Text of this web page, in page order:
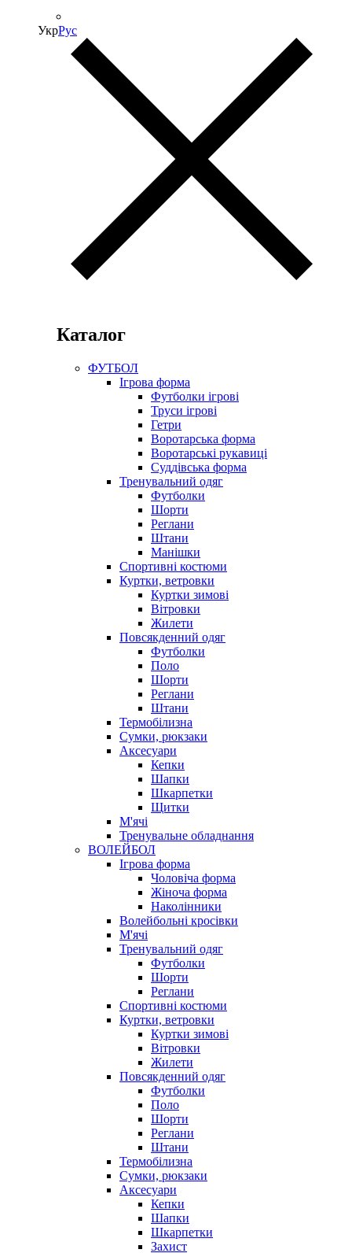
УкрРус
Каталог
ФУТБОЛ
Ігрова форма
Футболки ігрові
Труси ігрові
Гетри
Воротарська форма
Воротарські рукавиці
Суддівська форма
Тренувальний одяг
Футболки
Шорти
Реглани
Штани
Манішки
Спортивні костюми
Куртки, ветровки
Куртки зимові
Вітровки
Жилети
Повсякденний одяг
Футболки
Поло
Шорти
Реглани
Штани
Термобілизна
Сумки, рюкзаки
Аксесуари
Кепки
Шапки
Шкарпетки
Щитки
М'ячі
Тренувальне обладнання
ВОЛЕЙБОЛ
Ігрова форма
Чоловіча форма
Жіноча форма
Наколінники
Волейбольні кросівки
М'ячі
Тренувальний одяг
Футболки
Шорти
Реглани
Спортивні костюми
Куртки, ветровки
Куртки зимові
Вітровки
Жилети
Повсякденний одяг
Футболки
Поло
Шорти
Реглани
Штани
Термобілизна
Сумки, рюкзаки
Аксесуари
Кепки
Шапки
Шкарпетки
Захист